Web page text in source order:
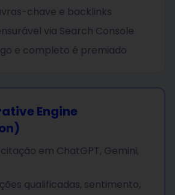
chave e backlinks
via Search Console
e completo é premiado
Engine
em ChatGPT, Gemini,
qualificadas, sentimento,